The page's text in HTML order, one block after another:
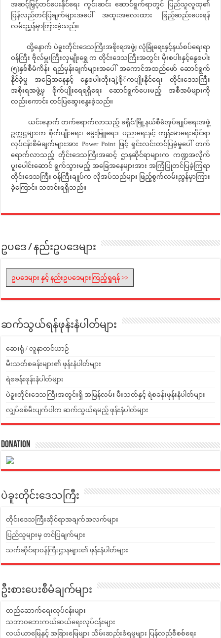
အဆင့်မြှင့်တင်ပေးနိုင်ရေး ကွင်းဆင်း ဆောင်ရွက်ရာတွင် ပြည်သူလူထု၏
ပြန်လည်တင်ပြချက်များအပေါ် အထူးအလေးထား ဖြည့်ဆည်းပေးရန်
လမ်းညွှန်မှာကြားခဲ့သည်။
ထို့နောက် ပဲခူးတိုင်းဒေသကြီးအစိုးရအဖွဲ့၊ လုံခြုံရေးနှင့်နယ်စပ်ရေးရာ
ဝန်ကြီး ဗိုလ်မှူးကြီးလှမျိုးရွှေ က တိုင်းဒေသကြီးအတွင်း မိုးစပါးနှင့်နွေစပါး
(၅)နှစ်စီမံကိန်း ရည်မှန်းချက်များအပေါ် အကောင်အထည်ဖော် ဆောင်ရွက်
နိုင်ခဲ့မှု အခြေအနေနှင့် နွေစပါးတိုးချဲ့စို်ကပျိုးနိုင်ရေး တိုင်းဒေသကြီး
အစိုးရအဖွဲ့မှ စိုက်ပျိုးရေရရှိရေး ဆောင်ရွက်ပေးမည့် အစီအမံများကို
လည်းကောင်း တင်ပြဆွေးနွေးခဲ့သည်။
ယင်းနောက် တက်ရောက်လာသည့် ခရိုင်/မြို့နယ်စီမံအုပ်ချုပ်ရေးအဖွဲ့
ဥက္ကဋ္ဌများက စိုက်ပျိုးရေး၊ မွေးမြူရေး၊ ပညာရေးနှင့် ကျန်းမာရေးဆိုင်ရာ
လုပ်ငန်းစီမံချက်များအား Power Point ဖြင့် ရှင်းလင်းတင်ပြခဲ့မှုပေါ် တက်
ရောက်လာသည့် တိုင်းဒေသကြီးအဆင့် ဌာနဆိုင်ရာများက ကဏ္ဍအလိုက်
ပူးပေါင်းဆောင် ရွက်သွားမည့် အခြေအနေများအား အကြံပြုတင်ပြခဲ့ကြရာ
တိုင်းဒေသကြီး ဝန်ကြီးချုပ်က လိုအပ်သည်များ ဖြည့်စွက်လမ်းညွှန်မှာကြား
ခဲ့ကြောင်း သတင်းရရှိသည်။
ဥပဒေ / နည်းဥပဒေများ
ဥပဒေများ နှင့် နည်းဥပဒေများကြည့်ရှုရန် >>
ဆက်သွယ်ရန်ဖုန်းနံပါတ်များ
ဆေးရုံ / လူနာတင်ယာဉ်
မီးသတ်စခန်းများ၏ ဖုန်းနံပါတ်များ
ရဲစခန်းဖုန်းနံပါတ်များ
ပဲခူးတိုင်းဒေသကြီးအတွင်းရှိ အမြန်လမ်း မီးသတ်နှင့် ရဲစခန်းဖုန်းနံပါတ်များ
လျှပ်စစ်မီးပျက်ပါက ဆက်သွယ်ရမည့် ဖုန်းနံပါတ်များ
Donation
ပဲခူးတိုင်းဒေသကြီး
တိုင်းဒေသကြီးဆိုင်ရာအချက်အလက်များ
ပြည်သူများမှ တင်ပြချက်များ
သက်ဆိုင်ရာဝန်ကြီးဌာနများ၏ ဖုန်းနံပါတ်များ
ဦးစားပေးစီမံချက်များ
တည်ဆောက်ရေးလုပ်ငန်းများ
သဘာဝဘေးကယ်ဆယ်ရေးလုပ်ငန်းများ
လယ်ယာမြေနှင့် အခြားမြေများ သိမ်းဆည်းခံရမှုများ ပြန်လည်စီစစ်ရေး